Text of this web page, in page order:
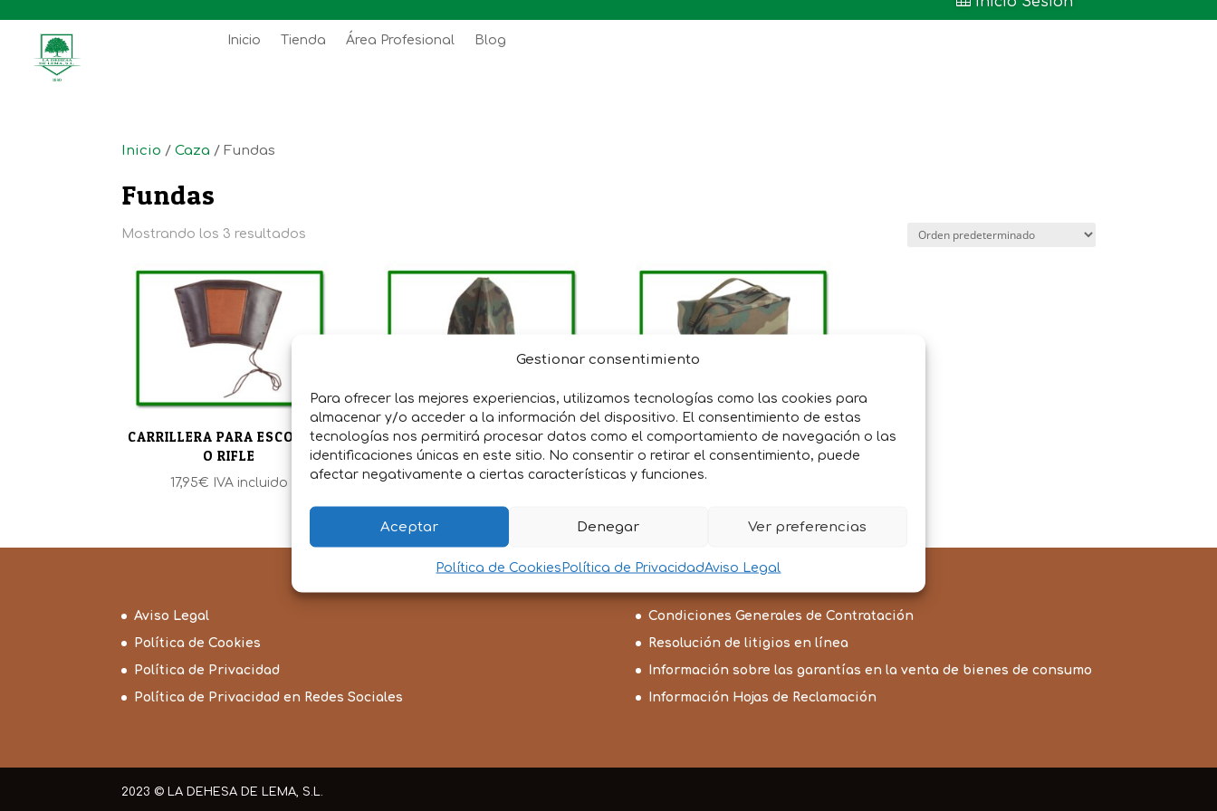
Gestionar consentimiento
Para ofrecer las mejores experiencias, utilizamos tecnologías como las cookies para
almacenar y/o acceder a la información del dispositivo. El consentimiento de estas
tecnologías nos permitirá procesar datos como el comportamiento de navegación o las
identificaciones únicas en este sitio. No consentir o retirar el consentimiento, puede
afectar negativamente a ciertas características y funciones.
Aceptar Denegar Ver preferencias
Política de Cookies Política de PrivacidadAviso Legal
Inicio Tienda Área Profesional Blog
Inicio /Caza / Fundas
Fundas
Mostrando los 3 resultados
CARRILLERA PARA ESCOPETA
O RIFLE
17,95€ IVA incluido
FUNDA JAULA PERDICES
RECLAMO
7,30 € - 9,20€Rango
desde
7,30€
IVA incluido
FUNDA PARA JAULA DE PAJARO
10,75 € IVA incluido
Aviso Legal
Política de Cookies
Política de Privacidad
Política de Privacidad en Redes Sociales
Condiciones Generales de Contratación
Resolución de litigios en línea
Información sobre las garantías en la venta de bienes de consumo
Información Hojas de Reclamación
2023 © LA DEHESA DE LEMA, S.L.